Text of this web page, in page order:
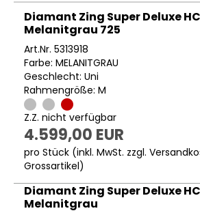
Diamant Zing Super Deluxe
Melanitgrau 725
Art.Nr. 5313918
Farbe: MELANITGRAU
Geschlecht: Uni
Rahmengröße: M
Z.Z. nicht verfügbar
4.599,00 EUR
pro Stück (inkl. MwSt. zzgl.
Grossartikel)
Diamant Zing Super Deluxe
Melanitgrau